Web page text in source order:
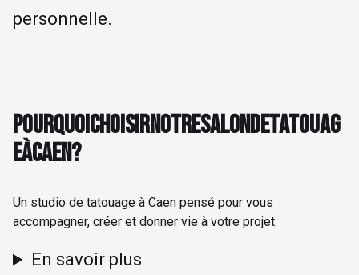
personnelle.
POURQUOI CHOISIR NOTRE SALON DE
POURQUOICHOISIRNOTRESALONDETATOUAG
EÀCAEN?
Un studio de tatouage à Caen pensé pour vous
accompagner, créer et donner vie à votre projet.
En savoir plus